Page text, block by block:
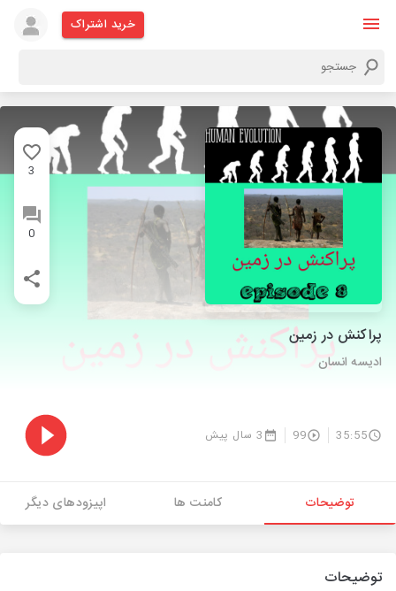
خرید اشتراک
3
0
پراکنش در زمین
ادیسه انسان
35:55
99 3 سال پیش
توضیحات کامنت ها اپیزودهای دیگر
توضیحات